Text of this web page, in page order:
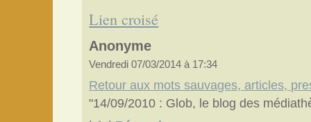
Lien croisé
Anonyme
Vendredi 07/03/2014 à 17:34
Retour aux mots sauvages, articles,
"14/09/2010 : Glob, le blog des